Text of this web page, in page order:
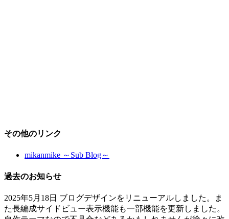
その他のリンク
mikanmike ～Sub Blog～
過去のお知らせ
2025年5月18日 ブログデザインをリニューアルしました。ま
た長編成サイドビュー表示機能も一部機能を更新しました。